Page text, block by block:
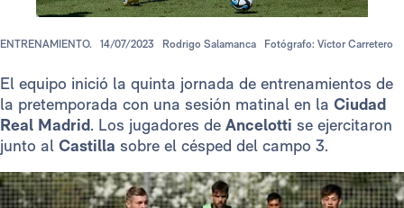
ENTRENAMIENTO. 14/07/2023 Rodrigo Salamanca Fotógrafo: Víctor Carretero
El equipo inició la quinta jornada de entrenamientos de
la pretemporada con una sesión matinal en la Ciudad
Real Madrid. Los jugadores de Ancelotti se ejercitaron
junto al Castilla sobre el césped del campo 3.